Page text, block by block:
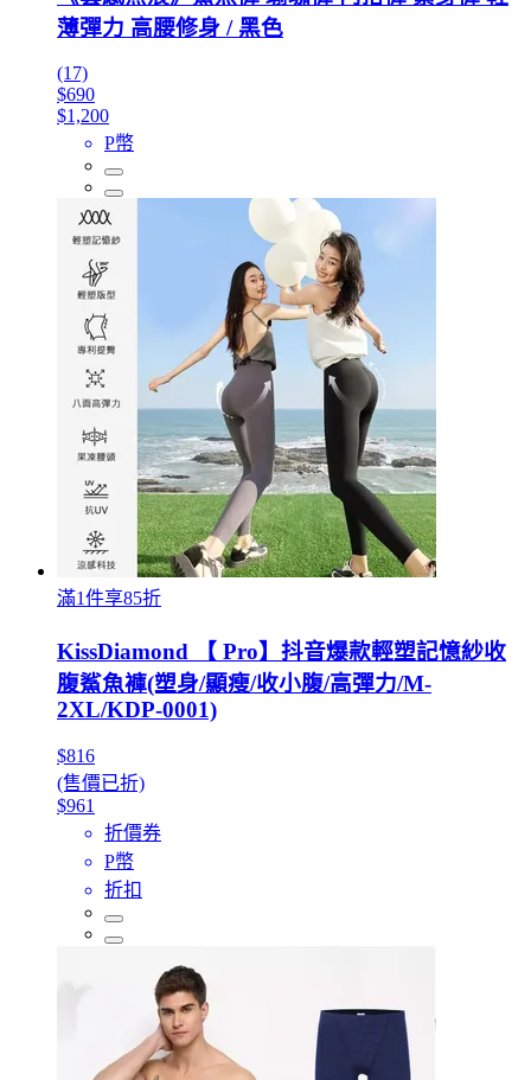
薄彈力 高腰修身 / 黑色
(17)
$690
$1,200
P幣
滿1件享85折
KissDiamond 【 Pro】抖音爆款輕塑記憶紗收
腹鯊魚褲(塑身/顯瘦/收小腹/高彈力/M-
2XL/KDP-0001)
$816
(售價已折)
$961
折價券
P幣
折扣